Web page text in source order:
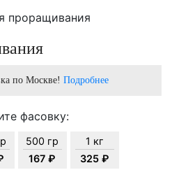
по Москве! Подробнее
фасовку:
500 гр
167 ₽
1 кг
325 ₽